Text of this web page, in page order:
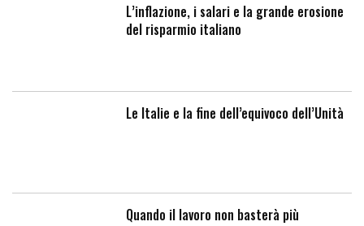
L’inflazione, i salari e la grande erosione
del risparmio italiano
Le Italie e la fine dell’equivoco dell’Unità
Quando il lavoro non basterà più